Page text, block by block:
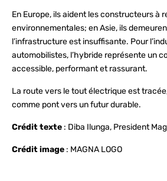
En Europe, ils aident les constructeurs à
environnementales; en Asie, ils
l’infrastructure est insuffisante. Pour
automobilistes, l’hybride représente un
accessible, performant et rassurant.
La route vers le tout électrique est
comme pont vers un futur durable.
Crédit texte : Diba Ilunga, President
Crédit image : MAGNA LOGO